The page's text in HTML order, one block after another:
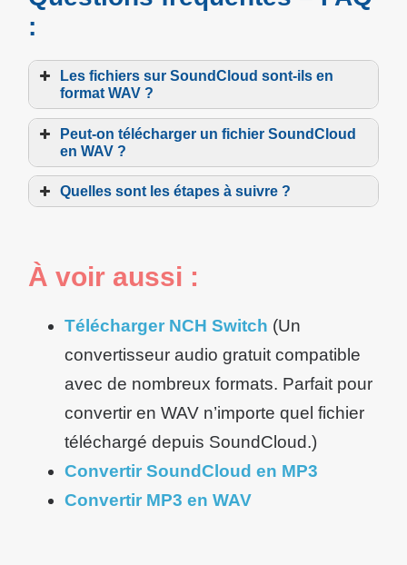
:
Les fichiers sur SoundCloud sont-ils en
format WAV ?
Peut-on télécharger un fichier SoundCloud
en WAV ?
Quelles sont les étapes à suivre ?
Choisissez la méthode
Accédez
Collez
À voir aussi :
Télécharger NCH Switch (Un
convertisseur audio gratuit compatible
avec de nombreux formats. Parfait pour
convertir en WAV n’importe quel fichier
téléchargé depuis SoundCloud.)
Convertir SoundCloud en MP3
Convertir MP3 en WAV